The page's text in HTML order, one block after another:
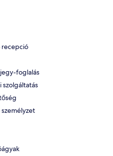
recepció
foglalás
szolgáltatás